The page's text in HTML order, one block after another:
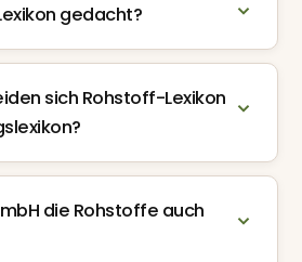
gedacht?
sich Rohstoff-Lexikon
die Rohstoffe auch